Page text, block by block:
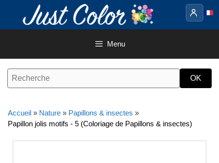
contenu
Menu
Accueil » Nature » Papillons & insectes »
Papillon jolis motifs - 5 (Coloriage de Papillons & insectes)